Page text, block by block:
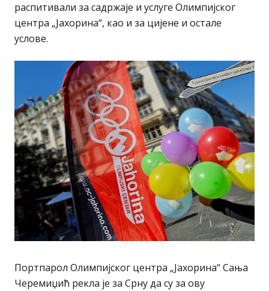
распитивали за садржаје и услуге Олимпијског
центра „Јахорина“, као и за цијене и остале
услове.
Портпарол Олимпијског центра „Јахорина“ Сања
Черемиџић рекла је за Срну да су за ову